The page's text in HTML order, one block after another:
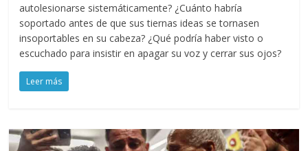
autolesionarse sistemáticamente? ¿Cuánto habría
soportado antes de que sus tiernas ideas se tornasen
insoportables en su cabeza? ¿Qué podría haber visto o
escuchado para insistir en apagar su voz y cerrar sus ojos?
Leer más